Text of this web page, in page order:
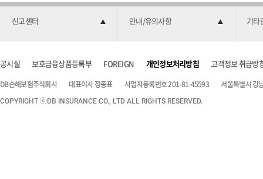
신고센터 안내/유의사항 기타
공시실 보호금융상품등록부 FOREIGN 개인정보처리방침 고객정보 취급방
DB손해보험주식회사 대표이사 정종표 사업자등록번호 201-81-45593 서울특별시 강
COPYRIGHT ⓒDB INSURANCE CO., LTD ALL RIGHTS RESERVED.